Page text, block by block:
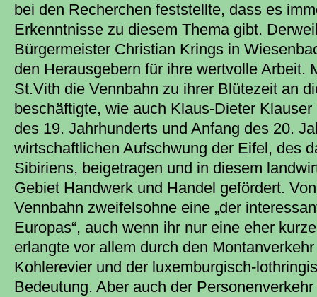
bei den Recherchen feststellte, dass es
Erkenntnisse zu diesem Thema gibt.
Bürgermeister Christian Krings in
den Herausgebern für ihre wertvolle Arbeit.
St.Vith die Vennbahn zu ihrer Blütezeit an
beschäftigte, wie auch Klaus-Dieter
des 19. Jahrhunderts und Anfang des 20.
wirtschaftlichen Aufschwung der Eifel, des
Sibiriens, beigetragen und in diesem
Gebiet Handwerk und Handel gefördert.
Vennbahn zweifelsohne eine „der
Europas“, auch wenn ihr nur eine eher
erlangte vor allem durch den
Kohlerevier und der luxemburgisch-
Bedeutung. Aber auch der